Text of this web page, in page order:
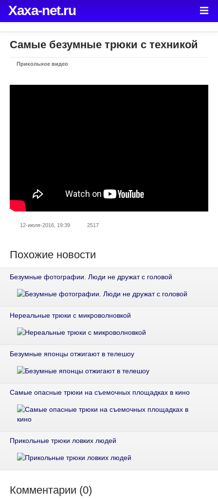
Xaxa-net.ru
Самые безумные трюки с техникой
Прикольное видео
12-июля-2016, 19:39 2517
Похожие новости
Безумные фотографии. Люди не дружат с головой
Нереальные трюки с микроволновкой
Безумные японцы отжигают в телешоу
Самые опасные трюки на съемочных площадках в кино
Прикольные трюки ловких людей
Комментарии (0)